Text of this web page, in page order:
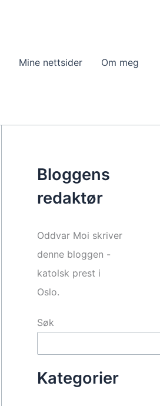
Mine nettsider Om meg
Bloggens
redaktør
Oddvar Moi skriver
denne bloggen -
katolsk prest i
Oslo.
Søk
Kategorier